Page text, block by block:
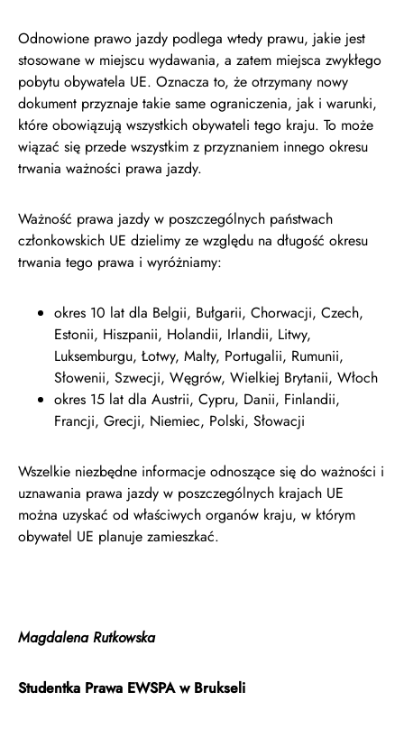
Odnowione prawo jazdy podlega wtedy prawu, jakie jest
stosowane w miejscu wydawania, a zatem miejsca zwykłego
pobytu obywatela UE. Oznacza to, że otrzymany nowy
dokument przyznaje takie same ograniczenia, jak i warunki,
które obowiązują wszystkich obywateli tego kraju. To może
wiązać się przede wszystkim z przyznaniem innego okresu
trwania ważności prawa jazdy.
Ważność prawa jazdy w poszczególnych państwach
członkowskich UE dzielimy ze względu na długość okresu
trwania tego prawa i wyróżniamy:
okres 10 lat dla Belgii, Bułgarii, Chorwacji, Czech,
Estonii, Hiszpanii, Holandii, Irlandii, Litwy,
Luksemburgu, Łotwy, Malty, Portugalii, Rumunii,
Słowenii, Szwecji, Węgrów, Wielkiej Brytanii, Włoch
okres 15 lat dla Austrii, Cypru, Danii, Finlandii,
Francji, Grecji, Niemiec, Polski, Słowacji
Wszelkie niezbędne informacje odnoszące się do ważności i
uznawania prawa jazdy w poszczególnych krajach UE
można uzyskać od właściwych organów kraju, w którym
obywatel UE planuje zamieszkać.
Magdalena Rutkowska
Studentka Prawa EWSPA w Brukseli